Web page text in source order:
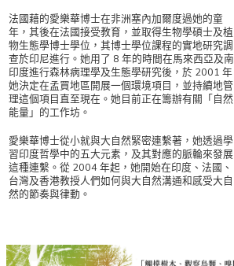
法國藉的愛樂華博士在非洲塞內加爾度過她的童
年，其後在法國接受教育，並取得生物學碩士及植
物生態學博士學位，其博士學位課程的實地研究調
查於印尼進行。她用了 8 年的時間在馬來西亞及南
印度進行森林病理學及生態學研究後，於 2001 年
她決定在孟買地區開展一個環境項目，並持續地管
理這個項目直至現在。她目前正在籌辦有關「自然
能量」的工作坊。
愛樂華博士從小就與大自然緊密連繫著，她透過學
習印度哲學中的五大元素，及其對應的脈輪來發展
這種連繫。從 2004 年起，她開始在印度、法國、
台灣及香港教授人們如何與大自然溝通和感受大自
然的節奏與律動。